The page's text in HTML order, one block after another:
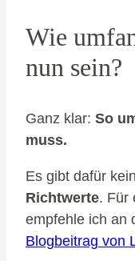
Wie
nun sein?
Ganz klar: So
muss.
Es gibt dafür
Richtwerte. Für
empfehle ich an
Blogbeitrag von